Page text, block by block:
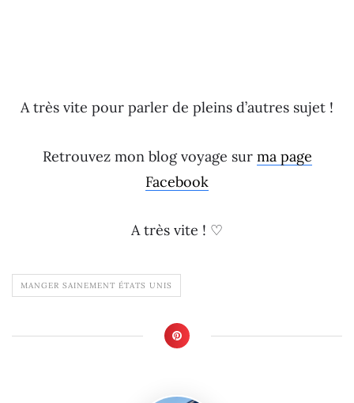
A très vite pour parler de pleins d’autres sujet !
Retrouvez mon blog voyage sur ma page
Facebook
A très vite ! ♡
MANGER SAINEMENT ÉTATS UNIS